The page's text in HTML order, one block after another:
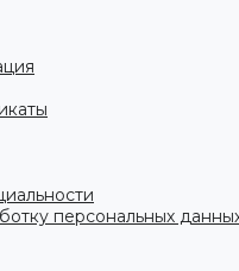
персональных